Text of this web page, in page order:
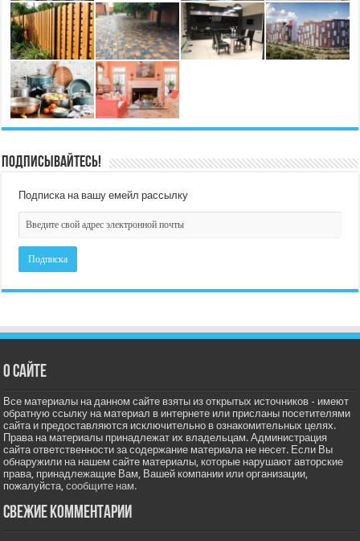
Подписывайтесь!
Подписка на вашу емейл рассылку
О сайте
Все материалы на данном сайте взяты из открытых источников - имеют
обратную ссылку на материал в интернете или присланы посетителями
сайта и предоставляются исключительно в ознакомительных целях.
Права на материалы принадлежат их владельцам. Администрация
сайта ответственности за содержание материала не несет. Если Вы
обнаружили на нашем сайте материалы, которые нарушают авторские
права, принадлежащие Вам, Вашей компании или организации,
пожалуйста,сообщите нам.
Свежие комментарии